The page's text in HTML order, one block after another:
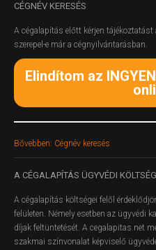
CÉGNÉV KERESÉS
A cégalapítás előtt kérjen tájékoztatást
szerepel-e már a cégnyilvántarásban.
Elindítom az
Bővebben: Cégnév keresés
A CÉGALAPÍTÁS ÜGYVÉDI
A cégalapítás költségei felől
felületen. Némely esetben az ügyvédi
díjak feltüntetését. A cegalapitas.net
szakmai színvonalat képviselő